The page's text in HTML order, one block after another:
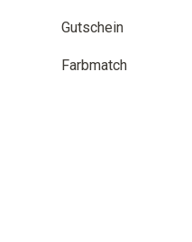
Gutschein
Farbmatch